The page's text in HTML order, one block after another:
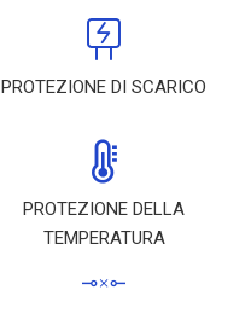
PROTEZIONE DI SCARICO
PROTEZIONE DELLA
TEMPERATURA